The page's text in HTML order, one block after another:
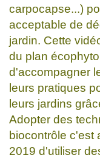
carpocapse...)
acceptable de
jardin. Cette
du plan
d'accompagner
leurs pratiques
leurs jardins
Adopter des
biocontrôle c'est
2019 d'utiliser